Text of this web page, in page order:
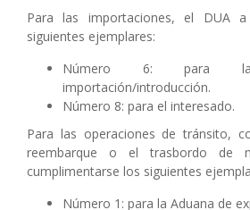
Para las importaciones, el DUA
siguientes ejemplares:
Número 6: para
importación/introducción.
Número 8: para el interesado.
Para las operaciones de tránsito,
reembarque o el trasbordo de
cumplimentarse los siguientes
Número 1: para la Aduana de